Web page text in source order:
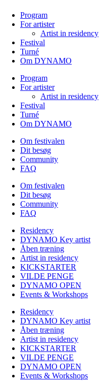
Program
For artister
Artist in residency
Festival
Turné
Om DYNAMO
Program
For artister
Artist in residency
Festival
Turné
Om DYNAMO
Om festivalen
Dit besøg
Community
FAQ
Om festivalen
Dit besøg
Community
FAQ
Residency
DYNAMO Key artist
Åben træning
Artist in residency
KICKSTARTER
VILDE PENGE
DYNAMO OPEN
Events & Workshops
Residency
DYNAMO Key artist
Åben træning
Artist in residency
KICKSTARTER
VILDE PENGE
DYNAMO OPEN
Events & Workshops